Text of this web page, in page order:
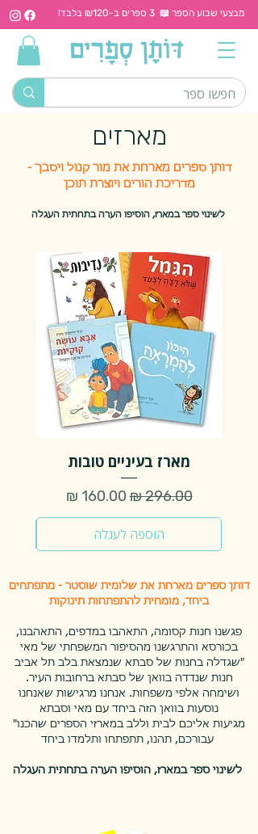
מבצעי שבוע הספר 📖 3 ספרים ב-₪120 בלבד!
מארזים
דותן ספרים מארחת את מור קנול ויסבך -
מדריכת הורים ויוצרת תוכן
לשינוי ספר במארז, הוסיפו הערה בתחתית העגלה
מארז בעיניים טובות
מחיר רגיל‏296.00 ‏₪ מחיר מבצע
הוספה לעגלה
דותן ספרים מארחת את שלומית שוסטר - מתפתחים
ביחד, מומחית להתפתחות תינוקות
,פגשנו חנות קסומה, התאהבו במדפים, התאהבנו
בכורסא והתרגשנו מהסיפור המשפחתי של מאי
שגדלה בחנות של סבתא שנמצאת בלב תל אביב"
.חנות שנדדה בוואן של סבתא ברחובות העיר
ושימחה אלפי משפחות. אנחנו מרגישות שאנחנו
נוסעות בוואן הזה ביחד עם מאי וסבתא
"מגיעות אליכם לבית וללב במארזי הספרים שהכנו